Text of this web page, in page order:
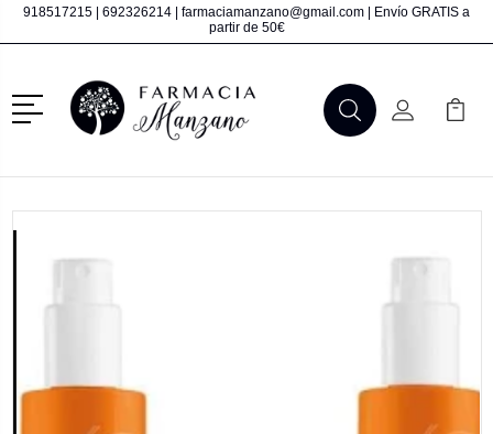
918517215 692326214 farmaciamanzano@gmail.com | Envío GRATIS a
partir de 50€
Menú
BuscarMi Cuenta
Mi